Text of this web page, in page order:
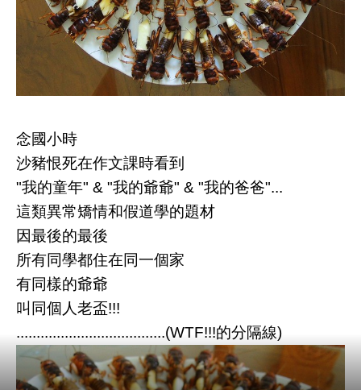
念國小時
沙豬恨死在作文課時看到
"我的童年" & "我的爺爺" & "我的爸爸"...
這類異常矯情和假道學的題材
因最後的最後
所有同學都住在同一個家
有同樣的爺爺
叫同個人老盃!!!
.....................................(WTF!!!的分隔線)